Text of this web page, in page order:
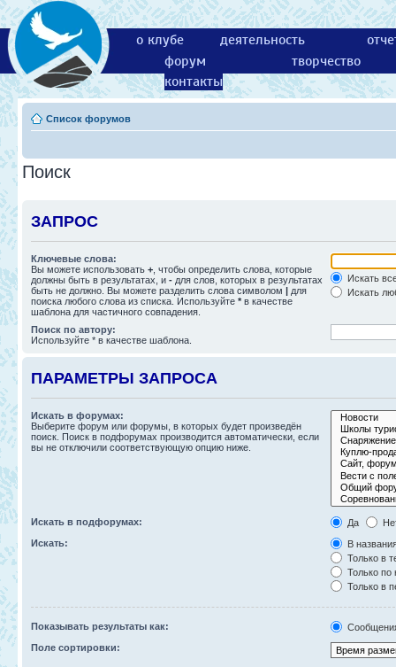
о клубе деятельность
форум
творчество
контакты
Список форумов
Поиск
ЗАПРОС
Ключевые слова:
Вы можете использовать + , чтобы определить слова, которые
должны быть в результатах, и - для слов, которых в результатах
быть не должно. Вы можете разделить слова символом | для
поиска любого слова из списка. Используйте * в качестве
шаблона для частичного совпадения.
Искать
Искать
Поиск по автору:
Используйте * в качестве шаблона.
ПАРАМЕТРЫ ЗАПРОСА
Искать в форумах:
Выберите форум или форумы, в которых будет произведён
поиск. Поиск в подфорумах производится автоматически, если
вы не отключили соответствующую опцию ниже.
Искать в подфорумах: Да
Искать:
В
Только в
Только по
Только в
Показывать результаты как:
Поле сортировки: